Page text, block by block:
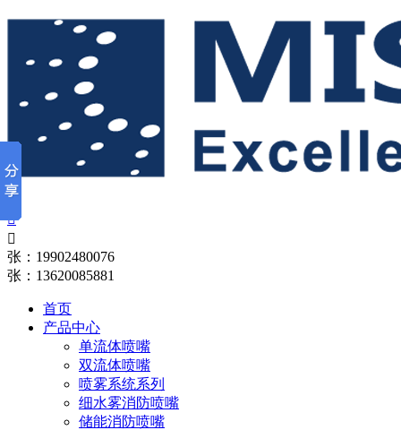


张：19902480076
张：13620085881
首页
产品中心
单流体喷嘴
双流体喷嘴
喷雾系统系列
细水雾消防喷嘴
储能消防喷嘴